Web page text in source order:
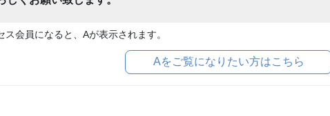
会員になると、Aが表示されます。
Aをご覧になりたい方はこちら